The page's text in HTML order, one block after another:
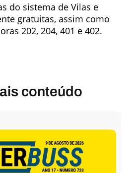
do sistema de Vilas e
gratuitas, assim como
202, 204, 401 e 402.
conteúdo